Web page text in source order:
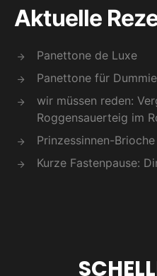
Aktuelle
Panettone de Luxe
Panettone für
wir müssen reden:
Roggensauerteig im
Prinzessinnen-Brioche
Kurze Fastenpause: